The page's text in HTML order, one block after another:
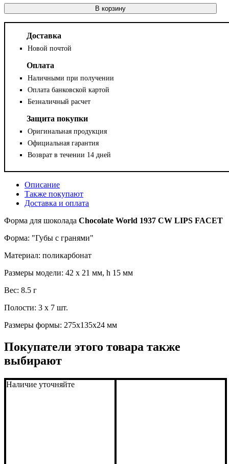
В корзину
Доставка
Новой почтой
Оплата
Наличными при получении
Оплата банковской картой
Безналичный расчет
Защита покупки
Оригинальная продукция
Официальная гарантия
Возврат в течении 14 дней
Описание
Также покупают
Доставка и оплата
Форма для шоколада Chocolate World 1937 CW LIPS FACET
Форма: "Губы с гранями"
Материал: поликарбонат
Размеры модели: 42 x 21 мм, h 15 мм
Вес: 8.5 г
Полости: 3 x 7 шт.
Размеры формы: 275x135x24 мм
Покупатели этого товара также
выбирают
Наличие уточняйте